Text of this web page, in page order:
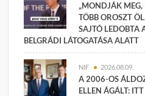
„MONDJÁK
TÖBB OROSZT
SAJTÓ LEDOBTA
BELGRÁDI LÁTOGATÁSA ALATT
NIF 2026.08.09.
A 2006-OS
ELLEN ÁGÁLT: